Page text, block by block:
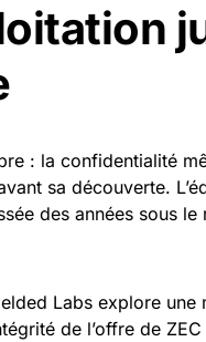
: la confidentialité
sa découverte.
des années sous
Labs explore
de l’offre de